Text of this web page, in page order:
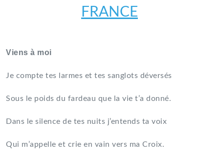
DES HMONG DE FRANCE
Viens à moi
Je compte tes larmes et tes sanglots déversés
Sous le poids du fardeau que la vie t’a donné.
Dans le silence de tes nuits j’entends ta voix
Qui m’appelle et crie en vain vers ma Croix.